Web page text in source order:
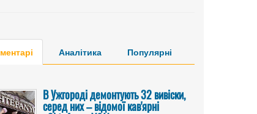
Аналітика Популярні
В Ужгороді демонтують 32 вивіски,
серед них – відомої кав'ярні